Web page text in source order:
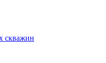
скважин